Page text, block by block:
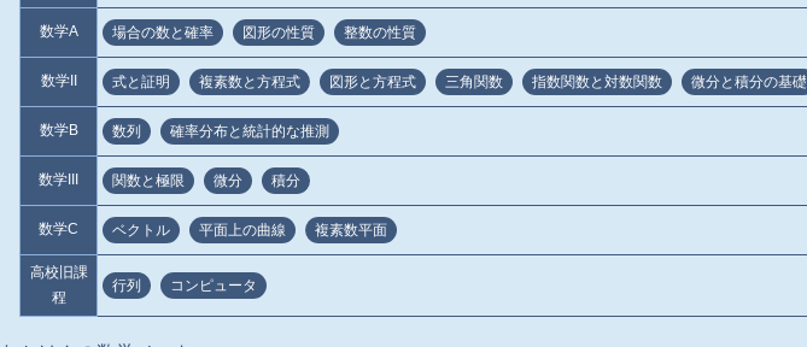
数学A 場合の数と確率 図形の性質 整数の性質
数学II 式と証明 複素数と方程式 図形と方程式 三角関数 指数関数と対数関数 微分と積分の基礎
数学B 数列 確率分布と統計的な推測
数学III 関数と極限 微分 積分
数学C ベクトル 平面上の曲線 複素数平面
高校旧課
程
行列 コンピュータ